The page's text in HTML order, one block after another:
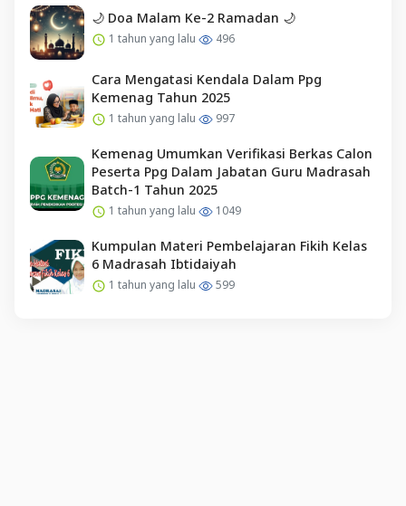
🌙 Doa Malam Ke-2 Ramadan 🌙
1 tahun yang lalu 496
Cara Mengatasi Kendala Dalam Ppg
Kemenag Tahun 2025
1 tahun yang lalu 997
Kemenag Umumkan Verifikasi Berkas Calon
Peserta Ppg Dalam Jabatan Guru Madrasah
Batch-1 Tahun 2025
1 tahun yang lalu 1049
Kumpulan Materi Pembelajaran Fikih Kelas
6 Madrasah Ibtidaiyah
1 tahun yang lalu 599